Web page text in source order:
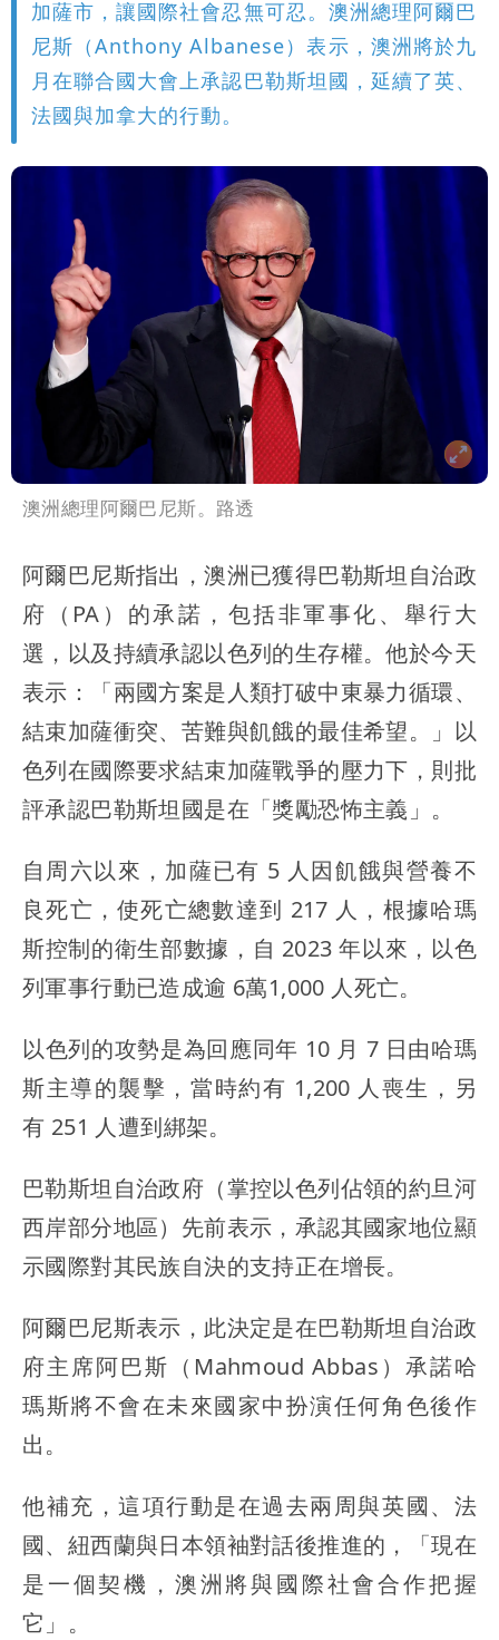
加薩市，讓國際社會忍無可忍。澳洲總理阿爾巴
尼斯（Anthony Albanese）表示，澳洲將於九
月在聯合國大會上承認巴勒斯坦國，延續了英、
法國與加拿大的行動。
澳洲總理阿爾巴尼斯。路透
阿爾巴尼斯指出，澳洲已獲得巴勒斯坦自治政
府（PA）的承諾，包括非軍事化、舉行大
選，以及持續承認以色列的生存權。他於今天
表示：「兩國方案是人類打破中東暴力循環、
結束加薩衝突、苦難與飢餓的最佳希望。」以
色列在國際要求結束加薩戰爭的壓力下，則批
評承認巴勒斯坦國是在「獎勵恐怖主義」。
自周六以來，加薩已有 5 人因飢餓與營養不
良死亡，使死亡總數達到 217 人，根據哈瑪
斯控制的衛生部數據，自 2023 年以來，以色
列軍事行動已造成逾 6萬1,000 人死亡。
以色列的攻勢是為回應同年 10 月 7 日由哈瑪
斯主導的襲擊，當時約有 1,200 人喪生，另
有 251 人遭到綁架。
巴勒斯坦自治政府（掌控以色列佔領的約旦河
西岸部分地區）先前表示，承認其國家地位顯
示國際對其民族自決的支持正在增長。
阿爾巴尼斯表示，此決定是在巴勒斯坦自治政
府主席阿巴斯（Mahmoud Abbas）承諾哈
瑪斯將不會在未來國家中扮演任何角色後作
出。
他補充，這項行動是在過去兩周與英國、法
國、紐西蘭與日本領袖對話後推進的，「現在
是一個契機，澳洲將與國際社會合作把握
它」。